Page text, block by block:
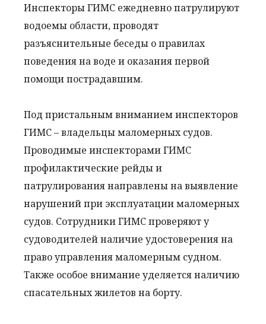
Инспекторы ГИМС ежедневно патрулируют
водоемы области, проводят
разъяснительные беседы о правилах
поведения на воде и оказания первой
помощи пострадавшим.
Под пристальным вниманием инспекторов
ГИМС – владельцы маломерных судов.
Проводимые инспекторами ГИМС
профилактические рейды и
патрулирования направлены на выявление
нарушений при эксплуатации маломерных
судов. Сотрудники ГИМС проверяют у
судоводителей наличие удостоверения на
право управления маломерным судном.
Также особое внимание уделяется наличию
спасательных жилетов на борту.